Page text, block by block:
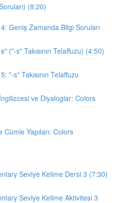
(8:20)
Geniş Zamanda Bilgi Soruları
("-s" Takısının Telaffuzu) (4:50)
"-s" Takısının Telaffuzu
ve Diyaloglar: Colors
Yapıları: Colors
Seviye Kelime Dersi 3 (7:30)
Seviye Kelime Aktivitesi 3